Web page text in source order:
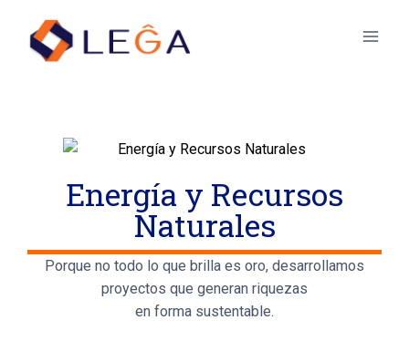
Energía y Recursos
Naturales
Porque no todo lo que brilla es oro, desarrollamos
proyectos que generan riquezas
en forma sustentable.